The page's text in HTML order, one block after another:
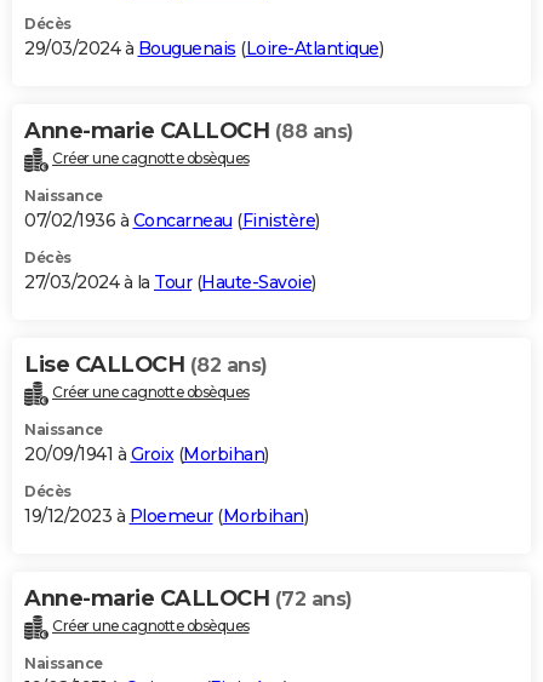
Décès
29/03/2024 à Bouguenais (Loire-Atlantique)
Anne-marie CALLOCH (88 ans)
Créer une cagnotte obsèques
Naissance
07/02/1936 à Concarneau (Finistère)
Décès
27/03/2024 à la Tour(Haute-Savoie)
Lise CALLOCH (82 ans)
Créer une cagnotte obsèques
Naissance
20/09/1941 à Groix(Morbihan)
Décès
19/12/2023 à Ploemeur(Morbihan)
Anne-marie CALLOCH (72 ans)
Créer une cagnotte obsèques
Naissance